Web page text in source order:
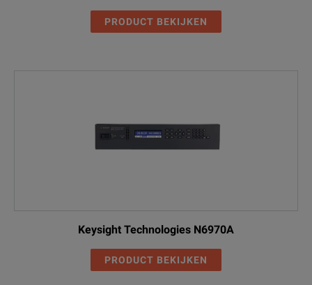
PRODUCT BEKIJKEN
Keysight Technologies N6970A
PRODUCT BEKIJKEN